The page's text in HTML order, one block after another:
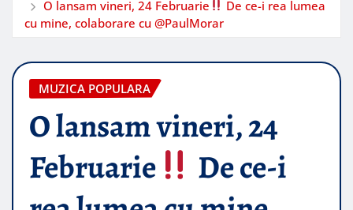
O lansam vineri, 24 Februarie
De ce-i rea lumea
cu mine, colaborare cu @PaulMorar
MUZICA POPULARA
O lansam vineri, 24
Februarie
De ce-i